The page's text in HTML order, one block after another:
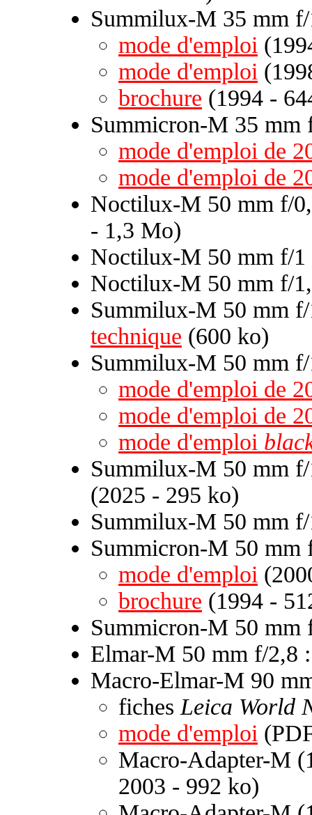
Summilux-M 35 mm
mode d'emploi
mode d'emploi
brochure (1994 -
Summicron-M 35 mm
mode d'emploi de
mode d'emploi de
Noctilux-M 50 mm f/
- 1,3 Mo)
Noctilux-M 50 mm f/
Noctilux-M 50 mm f/
Summilux-M 50 mm
technique (600 ko)
Summilux-M 50 mm
mode d'emploi de
mode d'emploi de
mode d'emploi
Summilux-M 50 mm
(2025 - 295 ko)
Summilux-M 50 mm
Summicron-M 50 mm
mode d'emploi
brochure (1994 -
Summicron-M 50
Elmar-M 50 mm f/2,8
Macro-Elmar-M 90
fiches Leica World
mode d'emploi
Macro-Adapter-M
2003 - 992 ko)